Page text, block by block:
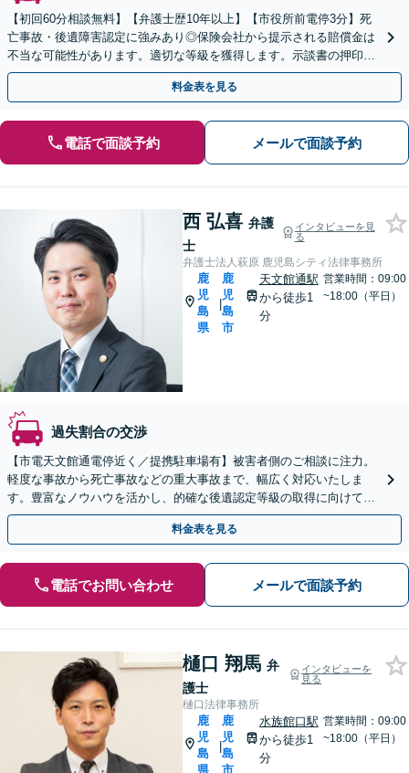
【初回60分相談無料】【弁護士歴10年以上】【市役所前電停3分】死
亡事故・後遺障害認定に強みあり◎保険会社から提示される賠償金は
不当な可能性があります。適切な等級を獲得します。示談書の押印・
署名をする前にご相談を！【オンライン相談可能】
料金表を見る
電話で面談予約 メールで面談予約
西 弘喜 弁護
士
インタビューを見
る
弁護士法人萩原 鹿児島シティ法律事務所
鹿
児
島
県
|
鹿
児
島
市
天文館通駅
から徒歩1
分
営業時間：09:00
~18:00（平日）
過失割合の交渉
【市電天文館通電停近く／提携駐車場有】被害者側のご相談に注力。
軽度な事故から死亡事故などの重大事故まで、幅広く対応いたしま
す。豊富なノウハウを活かし、的確な後遺認定等級の取得に向けて手
厚くサポート。【休日相談可能（要予約）】
料金表を見る
電話でお問い合わせ メールで面談予約
樋口 翔馬 弁
護士
インタビューを
見る
樋口法律事務所
鹿
児
島
県
|
鹿
児
島
市
水族館口駅
から徒歩1
分
営業時間：09:00
~18:00（平日）